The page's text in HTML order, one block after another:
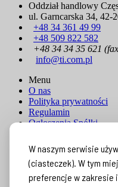
W naszym serwisie
(ciasteczek). W tym
preferencje w zakresie
Oddział handlowy
ul. Garncarska 34, 42-
+48 34 361 49 99
+48 509 822 582
+48 34 34 35 621
info@ti.com.pl
Menu
O nas
Polityka prywatności
Regulamin
Ogłoszenia Spółki
Współpraca B2B
Blog
Odzyskiwanie danych
Kariera